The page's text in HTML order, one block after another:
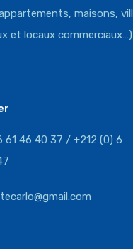
maisons,
et locaux
61 46 40 37 / +212 (0) 6